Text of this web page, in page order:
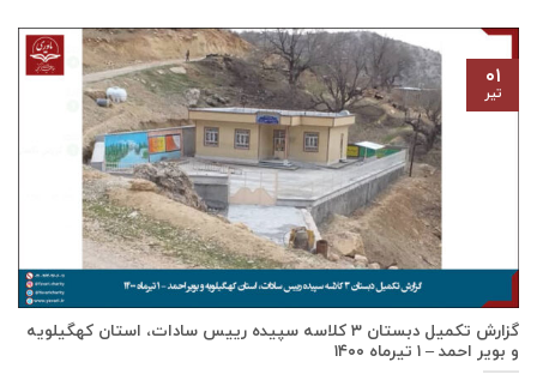
گزارش تکمیل دبستان ۳ کلاسه سپيده رييس سادات، استان كهگيلويه
و بوير احمد – ۱ تیرماه ۱۴۰۰
۰۱
تیر